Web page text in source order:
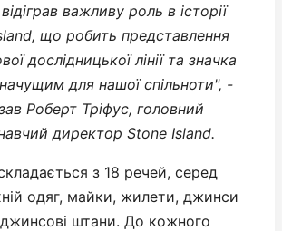
важливу роль в історії
що робить представлення
дослідницької лінії та значка
для нашої спільноти", -
Роберт Тріфус, головний
директор Stone Island.
з 18 речей, серед
одяг, майки, жилети, джинси
джинсові штани. До кожного